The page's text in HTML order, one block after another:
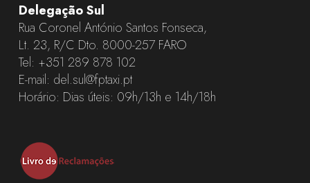
Delegação Sul
Rua Coronel António Santos Fonseca,
Lt. 23, R/C Dto. 8000-257 FARO
Tel: +351 289 878 102
E-mail: del.sul@fptaxi.pt
Horário: Dias úteis: 09h/13h e 14h/18h